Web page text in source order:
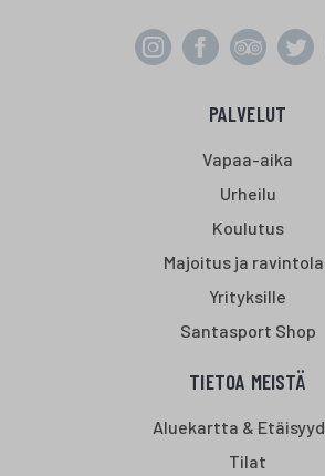
PALVELUT
Vapaa-aika
Urheilu
Koulutus
Majoitus ja
Yrityksille
Santasport Shop
TIETOA MEISTÄ
Aluekartta &
Tilat